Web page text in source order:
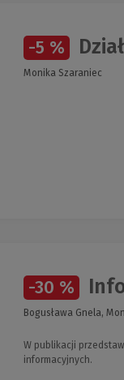
-5 %
Monika Szaraniec
-30 %
Bogusława Gnela,
W publikacji
informacyjnych.